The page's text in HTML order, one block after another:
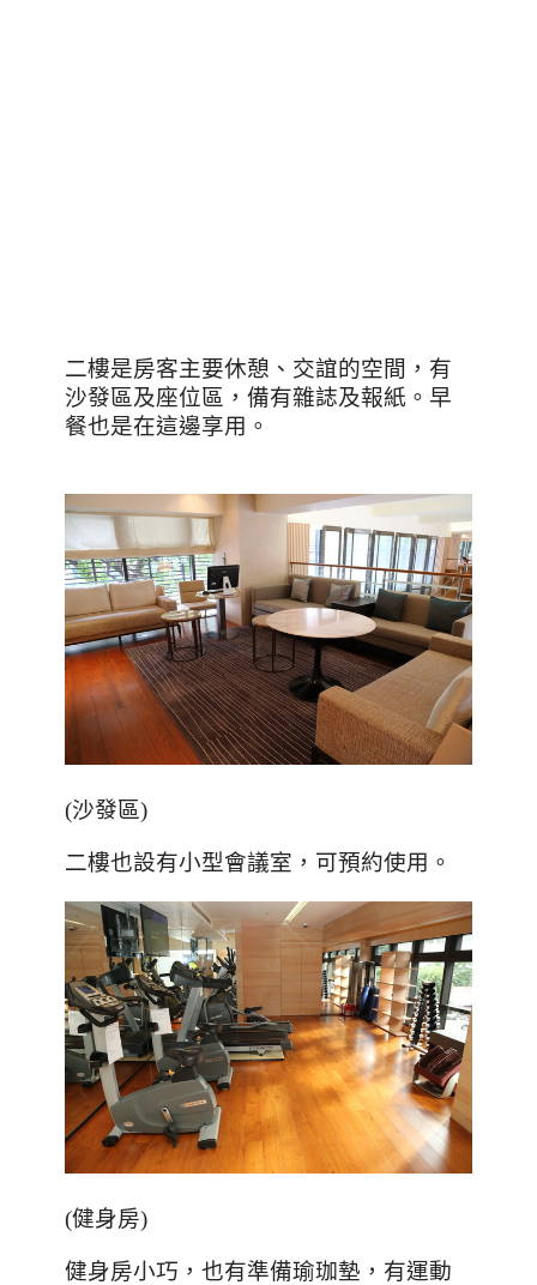
二樓是房客主要休憩、交誼的空間，有
沙發區及座位區，備有雜誌及報紙。早
餐也是在這邊享用。
(沙發區)
二樓也設有小型會議室，可預約使用 。
(健身房)
健身房小巧，也有準備瑜珈墊，有運動